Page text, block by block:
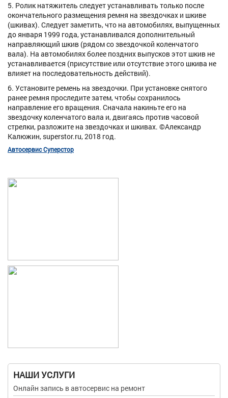
5. Ролик натяжитель следует устанавливать только после
окончательного размещения ремня на звездочках и шкиве
(шкивах). Следует заметить, что на автомобилях, выпущенных
до января 1999 года, устанавливался дополнительный
направляющий шкив (рядом со звездочкой коленчатого
вала). На автомобилях более поздних выпусков этот шкив не
устанавливается (присутствие или отсутствие этого шкива не
влияет на последовательность действий).
6. Установите ремень на звездочки. При установке снятого
ранее ремня проследите затем, чтобы сохранилось
направление его вращения. Сначала накиньте его на
звездочку коленчатого вала и, двигаясь против часовой
стрелки, разложите на звездочках и шкивах. ©Александр
Калюжин, superstor.ru, 2018 год.
Автосервис Суперстор
НАШИ УСЛУГИ
Онлайн запись в автосервис на ремонт